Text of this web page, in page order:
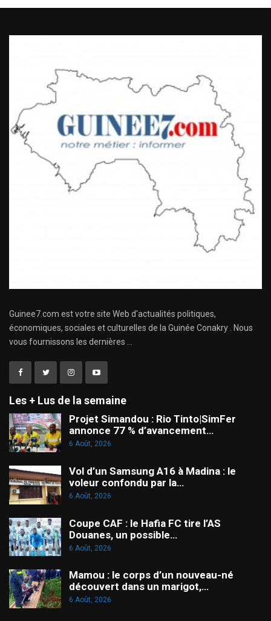
Guinee7.com est votre site Web d'actualités politiques,
économiques, sociales et culturelles de la Guinée Conakry . Nous
vous fournissons les dernières ...
Les + Lus de la semaine
Projet Simandou : Rio Tinto|SimFer
annonce 77 % d’avancement…
6 Août, 2026
Vol d’un Samsung A16 à Madina : le
voleur confondu par la…
6 Août, 2026
Coupe CAF : le Hafia FC tire l’AS
Douanes, un possible…
6 Août, 2026
Mamou : le corps d’un nouveau-né
découvert dans un marigot,…
6 Août, 2026